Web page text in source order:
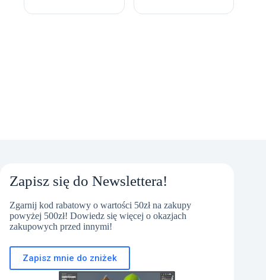
wynosiła:
wynosi:
wynosiła:
wynosi:
Zapisz się do Newslettera!
Zgarnij kod rabatowy o wartości 50zł na zakupy
powyżej 500zł! Dowiedz się więcej o okazjach
zakupowych przed innymi!
Zapisz mnie do zniżek